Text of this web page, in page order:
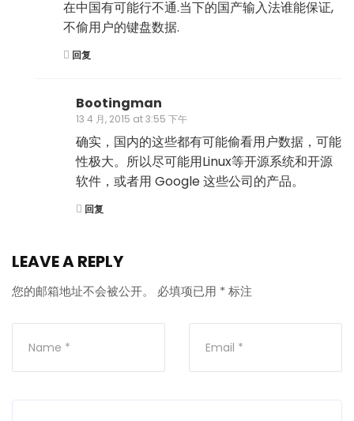
在中国有可能行不通.当下的国产输入法谁能保证,
不偷用户的键盘数据.
回复
Bootingman
13 4 月, 2015 at 3:55 下午
确实，国内的这些都有可能偷看用户数据，可能
性极大。所以尽可能用Linux等开源系统和开源
软件，或者用 Google 这些公司的产品。
回复
LEAVE A REPLY
您的邮箱地址不会被公开。 必填项已用 * 标注